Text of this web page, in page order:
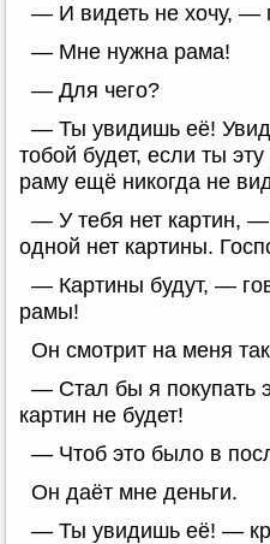
— И видеть не хочу, —
— Мне нужна рама!
— Для чего?
— Ты увидишь её!
тобой будет, если ты
раму ещё никогда не
— У тебя нет картин,
одной нет картины.
— Картины будут, —
рамы!
Он смотрит на меня
— Стал бы я покупать
картин не будет!
— Чтоб это было в
Он даёт мне деньги.
— Ты увидишь её! —